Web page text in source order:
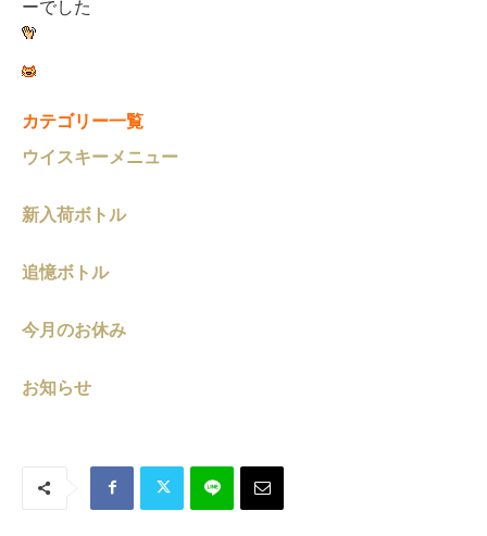
ーでした
カテゴリー一覧
ウイスキーメニュー
新入荷ボトル
追憶ボトル
今月のお休み
お知らせ